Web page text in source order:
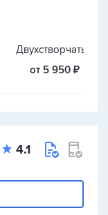
Двухстворчатые
от 5 950 ₽
4.1